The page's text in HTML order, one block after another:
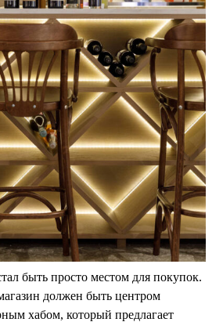
быть просто местом для покупок.
должен быть центром
хабом, который предлагает